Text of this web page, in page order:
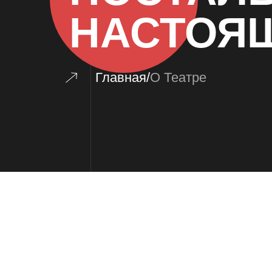
Главная/О Театре